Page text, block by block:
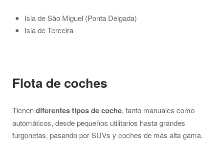
Isla de São Miguel (Ponta Delgada)
Isla de Terceira
Flota de coches
Tienendiferentes tipos de coche, tanto manuales como
automáticos, desde pequeños utilitarios hasta grandes
furgonetas, pasando por SUVs y coches de más alta gama.